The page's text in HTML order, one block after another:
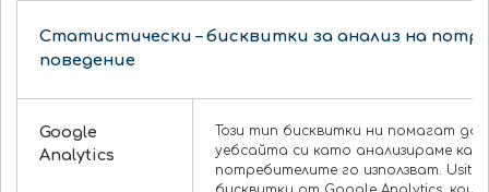
Статистически – бисквитки за анализ на
поведение
Google
Analytics
Този тип бисквитки ни помагат да
уебсайта си като анализираме как
потребителите го използват. Usit